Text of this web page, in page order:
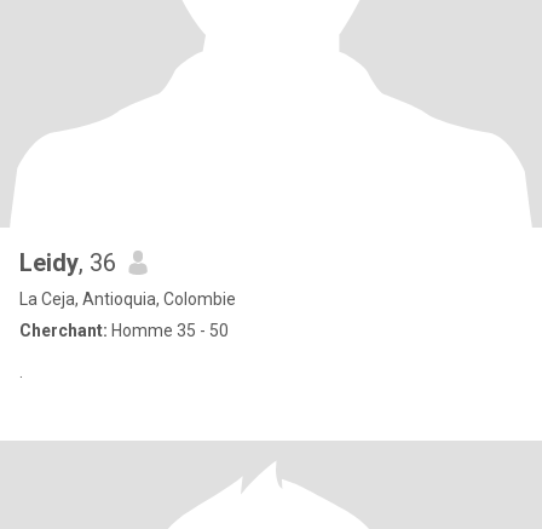
Leidy, 36
La Ceja, Antioquia, Colombie
Cherchant: Homme 35 - 50